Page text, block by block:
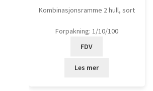
Kombinasjonsramme 2 hull, sort
Forpakning: 1/10/100
FDV
Les mer